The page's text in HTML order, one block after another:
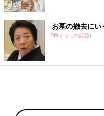
お墓の撤去に
PR(くらしの話題)